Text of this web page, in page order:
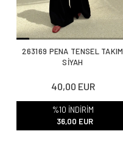
263169 PENA TENSEL TAKIM
SİYAH
40,00 EUR
%10 İNDİRİM
36,00 EUR